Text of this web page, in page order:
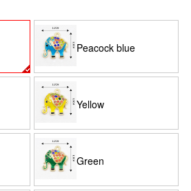
Peacock blue
Yellow
Green